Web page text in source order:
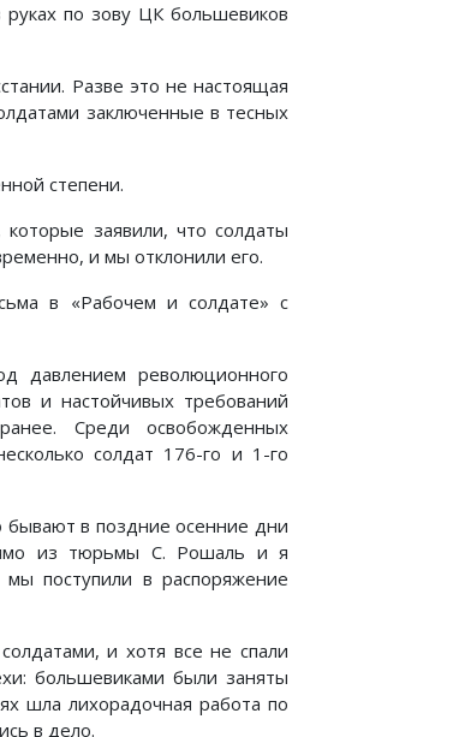
по зову ЦК большевиков
Разве это не настоящая
заключенные в тесных
степени.
заявили, что солдаты
и мы отклонили его.
в «Рабочем и солдате» с
давлением революционного
и настойчивых требований
Среди освобожденных
солдат 176-го и 1-го
в поздние осенние дни
из тюрьмы С. Рошаль и я
поступили в распоряжение
и хотя все не спали
большевиками были заняты
шла лихорадочная работа по
в дело.